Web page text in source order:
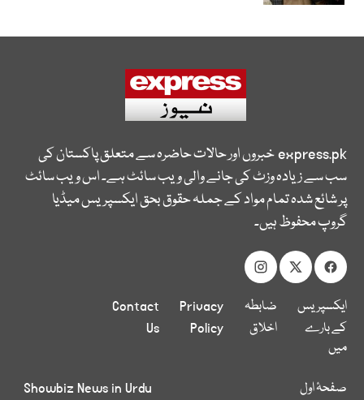
express.pkخبروں اور حالات حاضرہ سے متعلق پاکستان کی
سب سے زیادہ وزٹ کی جانے والی ویب سائٹ ہے۔ اس ویب سائٹ
پر شائع شدہ تمام مواد کے جملہ حقوق بحق ایکسپریس میڈیا
گروپ محفوظ ہیں۔
ایکسپریس
کے بارے
میں
ضابطہ
اخلاق
Privacy
Policy
Contact
Us
صفحۂ اول
Showbiz News in Urdu